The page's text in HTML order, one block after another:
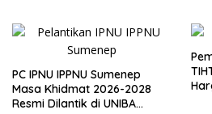
PC IPNU IPPNU Sumenep
Masa Khidmat 2026-2028
Resmi Dilantik di UNIBA